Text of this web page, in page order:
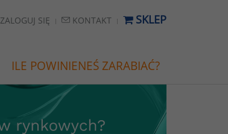
ZALOGUJ SIĘ KONTAKT SKLEP
ILE POWINIENEŚ ZARABIAĆ?